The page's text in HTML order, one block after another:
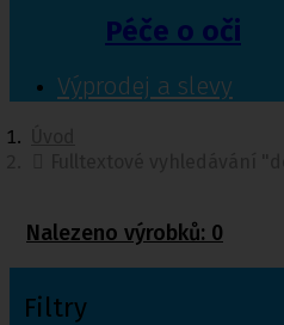
Péče o oči
Výprodej a slevy
Nalezeno výrobků: 0
Filtry